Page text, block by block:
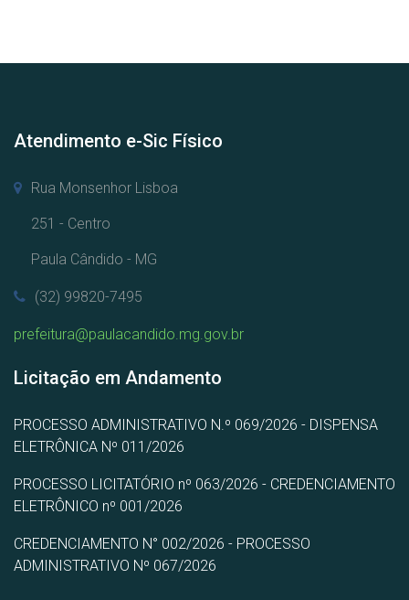
Atendimento e-Sic Físico
Rua Monsenhor Lisboa
251 - Centro
Paula Cândido - MG
(32) 99820-7495
prefeitura@paulacandido.mg.gov.br
Licitação em Andamento
PROCESSO ADMINISTRATIVO N.º 069/2026 - DISPENSA
ELETRÔNICA Nº 011/2026
PROCESSO LICITATÓRIO nº 063/2026 - CREDENCIAMENTO
ELETRÔNICO nº 001/2026
CREDENCIAMENTO N° 002/2026 - PROCESSO
ADMINISTRATIVO Nº 067/2026